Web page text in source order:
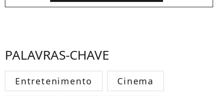
PALAVRAS-CHAVE
Entretenimento Cinema